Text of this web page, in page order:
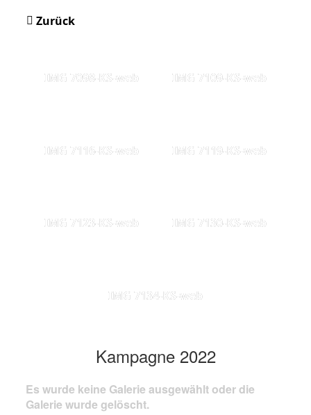
Zurück
IMG 7098-KS-web IMG 7109-KS-web
IMG 7116-KS-web IMG 7119-KS-web
IMG 7123-KS-web IMG 7130-KS-web
IMG 7134-KS-web
Kampagne 2022
Es wurde keine Galerie ausgewählt oder die
Galerie wurde gelöscht.